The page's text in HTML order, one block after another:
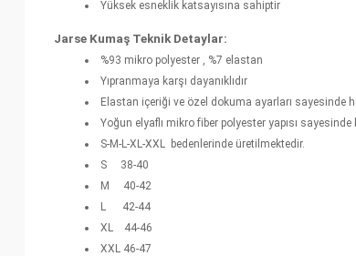
Yüksek esneklik katsayısına sahiptir
Jarse Kumaş Teknik Detaylar:
%93 mikro polyester , %7 elastan
Yıpranmaya karşı dayanıklıdır
Elastan içeriği ve özel dokuma ayarları sayesinde
Yoğun elyaflı mikro fiber polyester yapısı
S-M-L-XL-XXL bedenlerinde üretilmektedir.
S 38-40
M 40-42
L 42-44
XL 44-46
XXL 46-47